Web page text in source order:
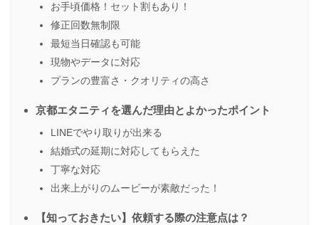
お手頃価格！セット割もあり！
修正回数無制限
最短当日確認も可能
現物やデータに対応
プランの豊富さ・クオリティの高さ
京都エタニティを選んだ理由とよかったポイント
LINEでやり取りが出来る
結婚式の延期に対応してもらえた
丁寧な対応
出来上がりのムービーが素敵だった！
【知っておきたい】依頼する際の注意点は？